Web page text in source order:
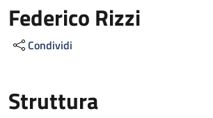
Federico Rizzi
Condividi
Struttura